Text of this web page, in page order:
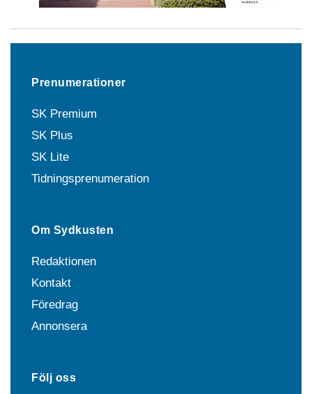
Prenumerationer
SK Premium
SK Plus
SK Lite
Tidningsprenumeration
Om Sydkusten
Redaktionen
Kontakt
Föredrag
Annonsera
Följ oss